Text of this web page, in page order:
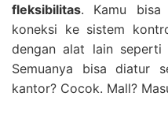
fleksibilitas. Kamu bisa
koneksi ke sistem
dengan alat lain seperti
Semuanya bisa diatur
kantor? Cocok. Mall?